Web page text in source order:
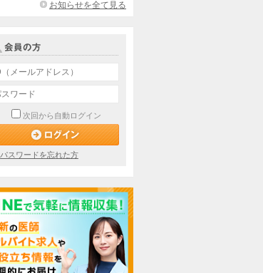
お知らせを全て見る
次回から自動ログイン
パスワードを忘れた方